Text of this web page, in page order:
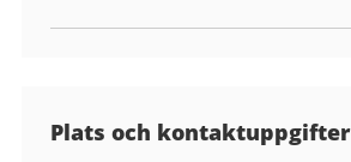
Plats och kontaktuppgifter